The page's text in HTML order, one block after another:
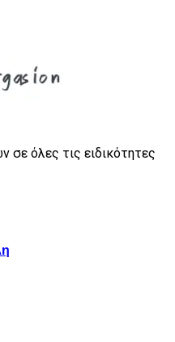
σε όλες τις ειδικότητες